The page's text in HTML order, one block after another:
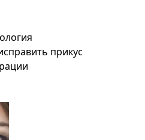
прикус